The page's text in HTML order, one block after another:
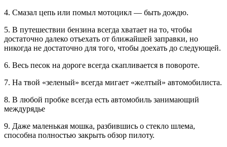
4. Смазал цепь или помыл мотоцикл — быть дождю.
5. В путешествии бензина всегда хватает на то, чтобы
достаточно далеко отъехать от ближайшей заправки, но
никогда не достаточно для того, чтобы доехать до следующей.
6. Весь песок на дороге всегда скапливается в повороте.
7. На твой «зеленый» всегда мигает «желтый» автомобилиста.
8. В любой пробке всегда есть автомобиль занимающий
междурядье
9. Даже маленькая мошка, разбившись о стекло шлема,
способна полностью закрыть обзор пилоту.